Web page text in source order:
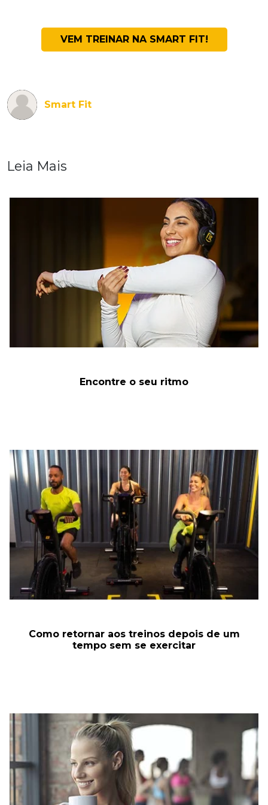
VEM TREINAR NA SMART FIT!
Smart Fit
Leia Mais
Encontre o seu ritmo
Como retornar aos treinos depois de um
tempo sem se exercitar